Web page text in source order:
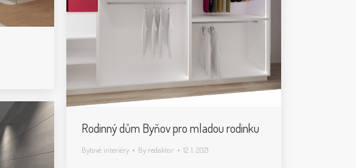
Rodinný dům Byňov pro mladou rodinku
Bytové interiéry By redaktor 12. 1. 2021